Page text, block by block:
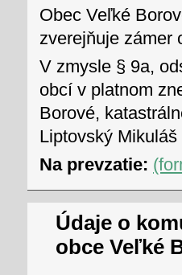
Obec Veľké
zverejňuje zámer
V zmysle § 9a,
obcí v platnom
Borové,
Liptovský
Na prevzatie:
Údaje o
obce Veľké